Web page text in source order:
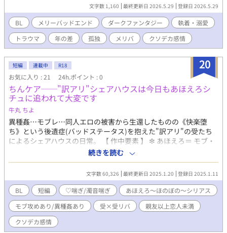
戦争を境に、運命は狂い始める。 神殿に潜む不穏な影 各国を巻き
込む陰謀 そして、エルレナードが隠し続けてきた“秘密” 失いたく
ない。 ただ、それだけだった。 けれど、愛するという感情は時に
人を壊す。 これは、孤独な皇帝が世界の真実に触れながら、 愛と
執着の果てへ堕ちていく、ダークファンタジー。
文字数 1,160 最終更新日 2026.5.29 登録日 2026.5.29
BL メリーバッドエンド ダークファンタジー
執着・溺愛
トラウマ
年の差 孤独 メリバ クソデカ感情
20
短編 連載中 R18
お気に入り : 21 24h.ポイント : 0
ちんケア──"訳アリ"シェアハウスは今日もあほえろシ
チュに追われて大変です
牛丸 ちよ
異種姦…モブレ…同人エロの被害から生還したものの《快楽堕
ち》という後遺症(バッドステータス)を抱えた"訳アリ"の受たち
によるシェアハウスの日常。 【 作中要素 】 ❇︎ あほえろ＝ モブ・
魔物姦、♡喘ぎ/濁点喘ぎあり ❇︎ 親友以上恋人未満のセフレ、リ
バ、穴兄弟 ❇︎ クソデカ感情＝ 相手の幸せを願うからこそ成就を望
まない片想い、運命の相手が自分ではないと思い知って失恋する
が良き理解者になる、etc ※ 「かわいそうがかわいい」のヘキが
あるとより楽しめます。 ※ 大きな流れはありますが、短編エロと
しても読めます。 休職中ヒーローの大和、裏稼業のトリクシー、
霊感持ちの明くる、 逆転移エルフ聖騎士のアダン、その他もろも
ろ。 彼らは同じ悩みを持つシェアメイトだ。外を歩けば襲ってく
るモブや魔物から身を守り、互いに社会復帰を応援しあう。 ……
続きを読む
文字数 60,326 最終更新日 2025.1.20 登録日 2025.1.11
BL 短編 ♡喘ぎ/濁音喘ぎ
あほえろ〜ほのぼの〜シリアス
モブ攻めあり/異種姦あり
受×受リバ
親友以上恋人未満
クソデカ感情